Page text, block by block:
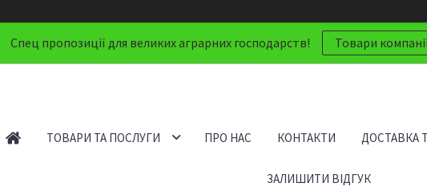
Спец пропозиції для великих аграрних господарств! Товари
ТОВАРИ ТА ПОСЛУГИ ПРО НАС КОНТАКТИ ДОСТАВКА
ЗАЛИШИТИ ВІДГУК